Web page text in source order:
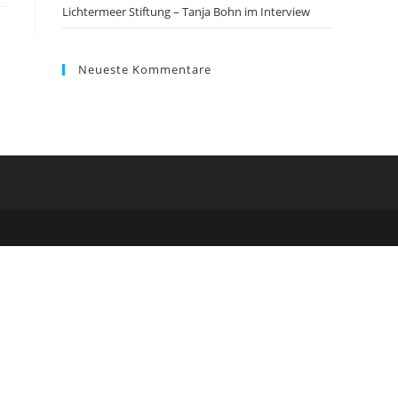
Lichtermeer Stiftung – Tanja Bohn im Interview
Neueste Kommentare